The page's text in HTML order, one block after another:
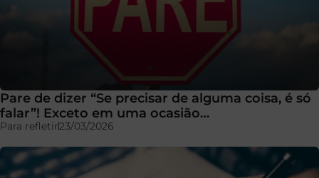
Pare de dizer “Se precisar de alguma coisa, é só
falar”! Exceto em uma ocasião…
Para refletir23/03/2026